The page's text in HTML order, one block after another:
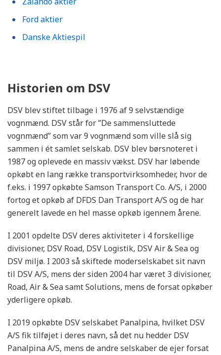
Ford aktier
Danske Aktiespil
Historien om DSV
DSV blev stiftet tilbage i 1976 af 9 selvstændige
vognmænd. DSV står for ”De sammensluttede
vognmænd” som var 9 vognmænd som ville slå sig
sammen i ét samlet selskab. DSV blev børsnoteret i
1987 og oplevede en massiv vækst. DSV har løbende
opkøbt en lang række transportvirksomheder, hvor de
f.eks. i 1997 opkøbte Samson Transport Co. A/S, i 2000
fortog et opkøb af DFDS Dan Transport A/S og de har
generelt lavede en hel masse opkøb igennem årene.
I 2001 opdelte DSV deres aktiviteter i 4 forskellige
divisioner, DSV Road, DSV Logistik, DSV Air & Sea og
DSV miljø. I 2003 så skiftede moderselskabet sit navn
til DSV A/S, mens der siden 2004 har været 3 divisioner,
Road, Air & Sea samt Solutions, mens de forsat opkøber
yderligere opkøb.
I 2019 opkøbte DSV selskabet Panalpina, hvilket DSV
A/S fik tilføjet i deres navn, så det nu hedder DSV
Panalpina A/S, mens de andre selskaber de ejer forsat